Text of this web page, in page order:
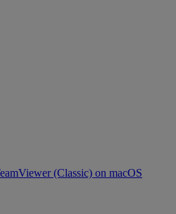
(Classic) on macOS